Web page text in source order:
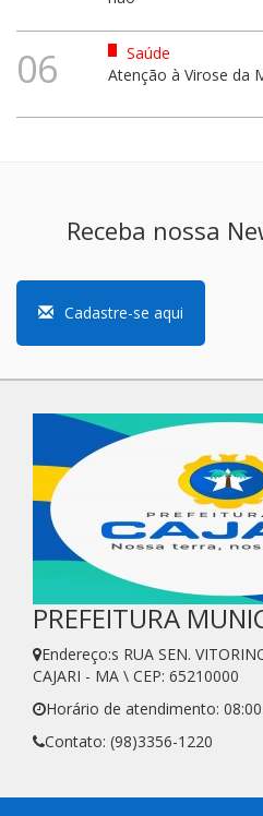
06
Saúde
Atenção à Virose da
Receba nossa
Cadastre-se aqui
PREFEITURA
Endereço:s RUA SEN.
CAJARI - MA \ CEP: 65210000
Horário de atendimento:
Contato: (98)3356-1220